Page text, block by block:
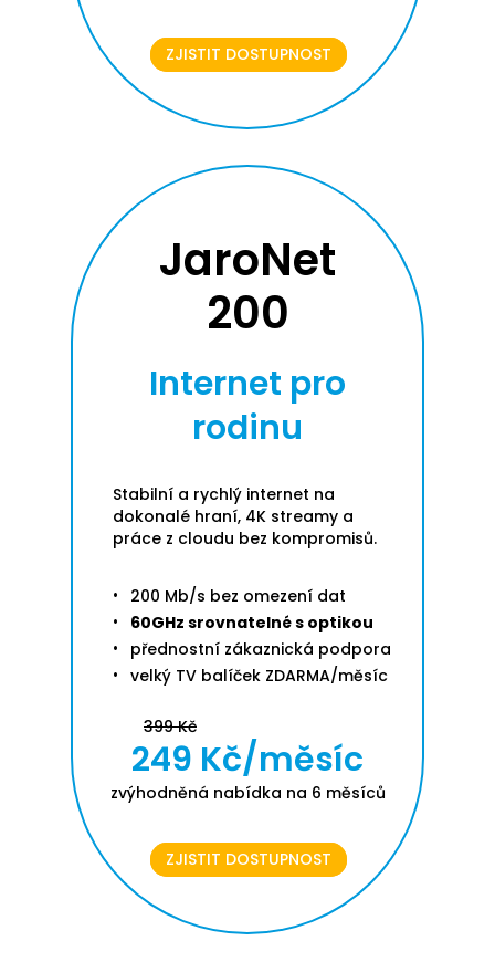
ZJISTIT DOSTUPNOST
JaroNet
200
Internet pro
rodinu
Stabilní a rychlý internet na
dokonalé hraní, 4K streamy a
práce z cloudu bez kompromisů.
200 Mb/s bez omezení dat
60GHz srovnatelné s optikou
přednostní zákaznická podpora
velký TV balíček ZDARMA/měsíc
399 Kč
249 Kč/měsíc
zvýhodněná nabídka na 6 měsíců
ZJISTIT DOSTUPNOST